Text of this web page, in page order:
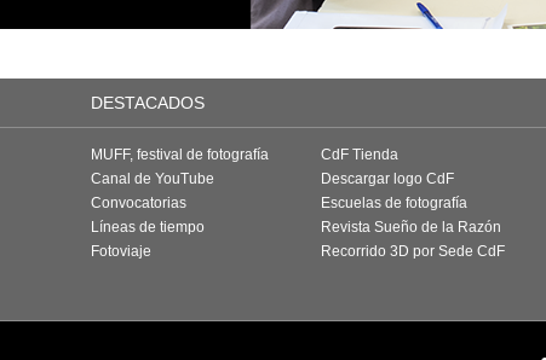
DESTACADOS
MUFF, festival de fotografía
Canal de YouTube
Convocatorias
Líneas de tiempo
Fotoviaje
CdF Tienda
Descargar logo CdF
Escuelas de fotografía
Revista Sueño de la Razón
Recorrido 3D por Sede CdF